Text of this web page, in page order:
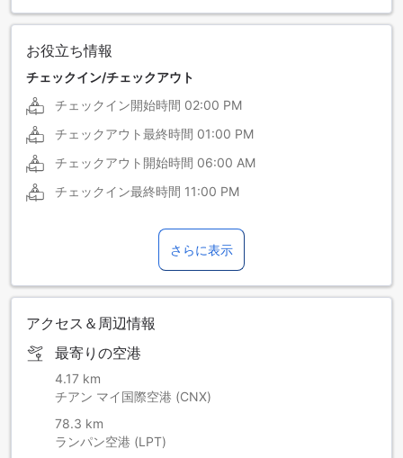
お役立ち情報
チェックイン/チェックアウト
チェックイン開始時間 02:00 PM
チェックアウト最終時間 01:00 PM
チェックアウト開始時間 06:00 AM
チェックイン最終時間 11:00 PM
さらに表示
アクセス＆周辺情報
最寄りの空港
4.17 km
チアン マイ国際空港 (CNX)
78.3 km
ランパン空港 (LPT)